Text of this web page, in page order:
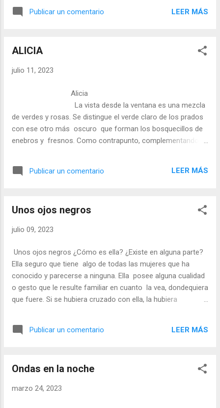
solo está en mi recuerdo… déjeme en la duda. Rafael
Serrano Ruiz
Publicar un comentario LEER MÁS
ALICIA
julio 11, 2023
Alicia
La vista desde la ventana es una mezcla
de verdes y rosas. Se distingue el verde claro de los prados
con ese otro más oscuro que forman los bosquecillos de
enebros y fresnos. Como contrapunto, complementando el
dominarlo todo. Sólo de cuando en cuando, el murmullo del
pájaros, las reses pastando en los cercado...
Publicar un comentario LEER MÁS
Unos ojos negros
julio 09, 2023
Unos ojos negros ¿Cómo es ella? ¿Existe en alguna parte?
Ella seguro que tiene algo de todas las mujeres que ha
conocido y parecerse a ninguna. Ella posee alguna cualidad
o gesto que le resulte familiar en cuanto la vea, dondequiera
que fuere. Si se hubiera cruzado con ella, la hubiera
complemento estaba allí, y habría sabido darla lo que hubiera
deseado sin necesidad de que se lo pidiera. Habría sabido
complemento de sus almas que les proporcionaría plenitud
alma. Al parar en una estación, montan varias personas, y
Publicar un comentario LEER MÁS
Ondas en la noche
marzo 24, 2023